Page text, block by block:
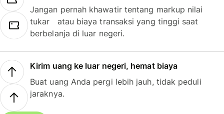
Jangan pernah khawatir tentang markup nilai
tukar atau biaya transaksi yang tinggi saat
berbelanja di luar negeri.
Kirim uang ke luar negeri, hemat biaya
Buat uang Anda pergi lebih jauh, tidak peduli
jaraknya.